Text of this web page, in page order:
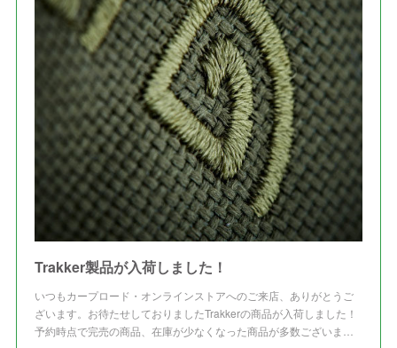
Trakker製品が入荷しました！
いつもカープロード・オンラインストアへのご来店、ありがとうご
ざいます。お待たせしておりましたTrakkerの商品が入荷しました！
予約時点で完売の商品、在庫が少なくなった商品が多数ございま…